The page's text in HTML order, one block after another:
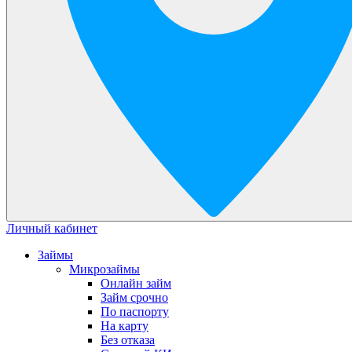
Личный кабинет
Займы
Микрозаймы
Онлайн займ
Займ срочно
По паспорту
На карту
Без отказа